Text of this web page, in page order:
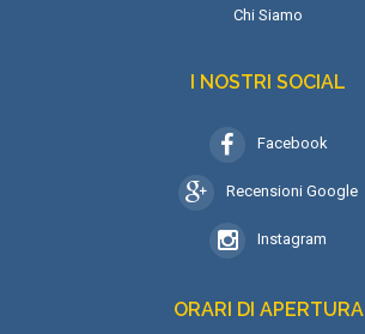
Chi Siamo
I NOSTRI SOCIAL
Facebook
Recensioni Google
Instagram
ORARI DI APERTURA